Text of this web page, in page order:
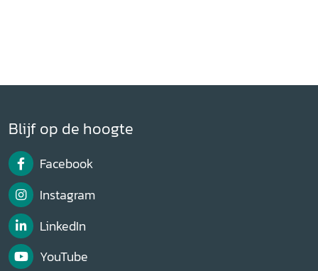
Blijf op de hoogte
Facebook
Instagram
LinkedIn
YouTube